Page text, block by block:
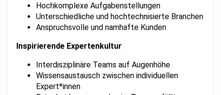
Hochkomplexe Aufgabenstellungen
Unterschiedliche und hochtechnisierte Branchen
Anspruchsvolle und namhafte Kunden
Inspirierende Expertenkultur
Interdisziplinäre Teams auf Augenhöhe
Wissensaustausch zwischen individuellen
Expert*innen